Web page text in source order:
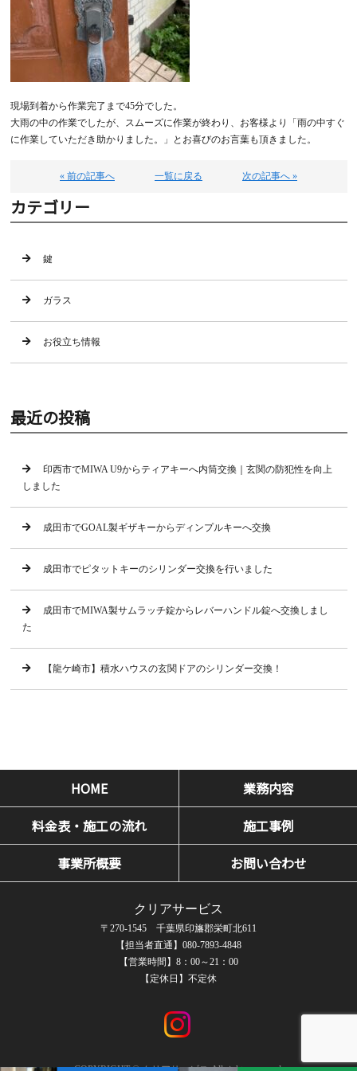
現場到着から作業完了まで45分でした。
大雨の中の作業でしたが、スムーズに作業が終わり、お客様より「雨の中すぐ
に作業していただき助かりました。」とお喜びのお言葉も頂きました。
« 前の記事へ 一覧に戻る 次の記事へ »
カテゴリー
鍵
ガラス
お役立ち情報
最近の投稿
印西市でMIWA U9からティアキーへ内筒交換｜玄関の防犯性を向上
しました
成田市でGOAL製ギザキーからディンプルキーへ交換
成田市でピタットキーのシリンダー交換を行いました
成田市でMIWA製サムラッチ錠からレバーハンドル錠へ交換しまし
た
【龍ケ崎市】積水ハウスの玄関ドアのシリンダー交換！
HOME
業務内容
料金表・施工の流れ
施工事例
事業所概要
お問い合わせ
クリアサービス
〒270-1545 千葉県印旛郡栄町北611
【担当者直通】080-7893-4848
【営業時間】8：00～21：00
【定休日】不定休